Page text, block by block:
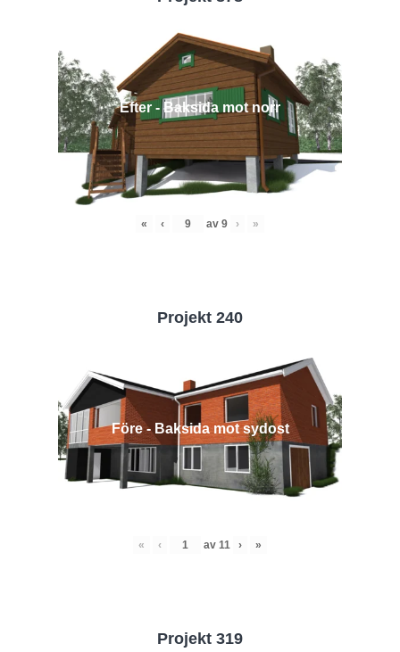
Efter - Baksida mot norr
« ‹ av 9 › »
Projekt 240
Före - Baksida mot sydost
« ‹ av 11 › »
Projekt 319